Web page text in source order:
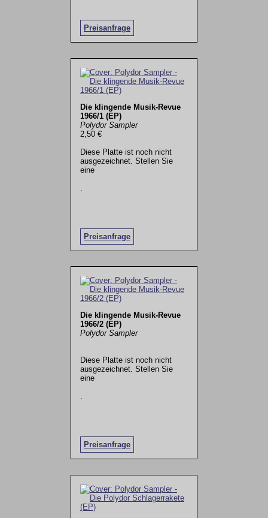
Preisanfrage
Die klingende Musik-Revue
1966/1 (EP)
Polydor Sampler
2,50 €
Diese Platte ist noch nicht
ausgezeichnet. Stellen Sie
eine
Preisanfrage
Die klingende Musik-Revue
1966/2 (EP)
Polydor Sampler
Diese Platte ist noch nicht
ausgezeichnet. Stellen Sie
eine
Preisanfrage
.